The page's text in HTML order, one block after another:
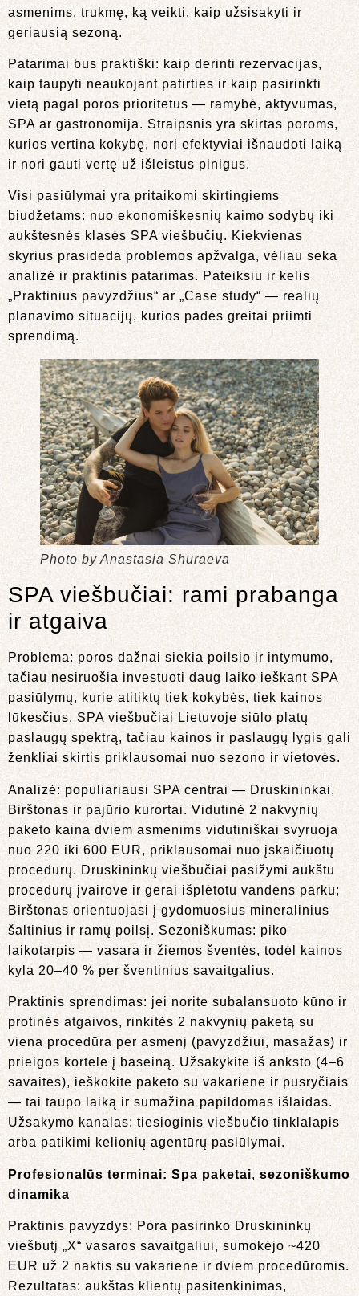
asmenims, trukmę, ką veikti, kaip užsisakyti ir
geriausią sezoną.
Patarimai bus praktiški: kaip derinti rezervacijas,
kaip taupyti neaukojant patirties ir kaip pasirinkti
vietą pagal poros prioritetus — ramybė, aktyvumas,
SPA ar gastronomija. Straipsnis yra skirtas poroms,
kurios vertina kokybę, nori efektyviai išnaudoti laiką
ir nori gauti vertę už išleistus pinigus.
Visi pasiūlymai yra pritaikomi skirtingiems
biudžetams: nuo ekonomiškesnių kaimo sodybų iki
aukštesnės klasės SPA viešbučių. Kiekvienas
skyrius prasideda problemos apžvalga, vėliau seka
analizė ir praktinis patarimas. Pateiksiu ir kelis
„Praktinius pavyzdžius“ ar „Case study“ — realių
planavimo situacijų, kurios padės greitai priimti
sprendimą.
Photo by Anastasia Shuraeva
SPA viešbučiai: rami prabanga
ir atgaiva
Problema: poros dažnai siekia poilsio ir intymumo,
tačiau nesiruošia investuoti daug laiko ieškant SPA
pasiūlymų, kurie atitiktų tiek kokybės, tiek kainos
lūkesčius. SPA viešbučiai Lietuvoje siūlo platų
paslaugų spektrą, tačiau kainos ir paslaugų lygis gali
ženkliai skirtis priklausomai nuo sezono ir vietovės.
Analizė: populiariausi SPA centrai — Druskininkai,
Birštonas ir pajūrio kurortai. Vidutinė 2 nakvynių
paketo kaina dviem asmenims vidutiniškai svyruoja
nuo 220 iki 600 EUR, priklausomai nuo įskaičiuotų
procedūrų. Druskininkų viešbučiai pasižymi aukštu
procedūrų įvairove ir gerai išplėtotu vandens parku;
Birštonas orientuojasi į gydomuosius mineralinius
šaltinius ir ramų poilsį. Sezoniškumas: piko
laikotarpis — vasara ir žiemos šventės, todėl kainos
kyla 20–40 % per šventinius savaitgalius.
Praktinis sprendimas: jei norite subalansuoto kūno ir
protinės atgaivos, rinkitės 2 nakvynių paketą su
viena procedūra per asmenį (pavyzdžiui, masažas) ir
prieigos kortele į baseiną. Užsakykite iš anksto (4–6
savaitės), ieškokite paketo su vakariene ir pusryčiais
— tai taupo laiką ir sumažina papildomas išlaidas.
Užsakymo kanalas: tiesioginis viešbučio tinklalapis
arba patikimi kelionių agentūrų pasiūlymai.
Profesionalūs terminai: Spa paketai, sezoniškumo
dinamika
Praktinis pavyzdys: Pora pasirinko Druskininkų
viešbutį „X“ vasaros savaitgaliui, sumokėjo ~420
EUR už 2 naktis su vakariene ir dviem procedūromis.
Rezultatas: aukštas klientų pasitenkinimas,